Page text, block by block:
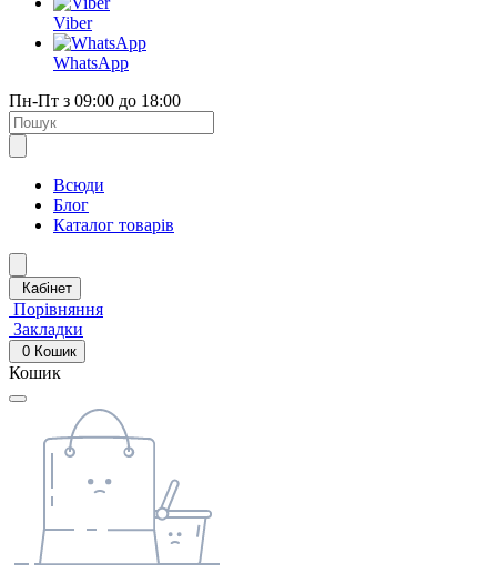
Viber
WhatsApp
Пн-Пт з 09:00 до 18:00
Всюди
Блог
Каталог товарів
Кабінет
Порівняння
Закладки
0 Кошик
Кошик